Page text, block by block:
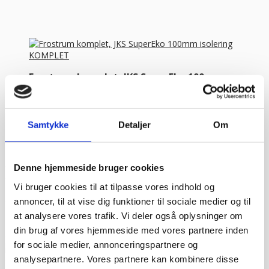
Samtykke Detaljer Om
Denne hjemmeside bruger cookies
Vi bruger cookies til at tilpasse vores indhold og
annoncer, til at vise dig funktioner til sociale medier og til
at analysere vores trafik. Vi deler også oplysninger om
din brug af vores hjemmeside med vores partnere inden
for sociale medier, annonceringspartnere og
analysepartnere. Vores partnere kan kombinere disse
Frostrum komplet, JKS SuperEko 100mm
isolering KOMPLET
Komplette frostrum fra Italienske Tecnodom / JKS.
PRISEN ER IN...
“Altid flinke og hjælpsom”
Vurderet af Georg
antik & retro
“Anette var rigtig sød, venlig og imødekommende kommende. Fik
en fejl levering og fik løst det i løbet af to sekunder. God arbejde
og god weekend”
Vurderet af Michael
“Bestilte kl.13 og havde tingene dagen efter kl.10. God service ☺”
Vurderet af Heidi Buch Jensen
“De ved rigtig meget om møbler”
Vurderet af Kris